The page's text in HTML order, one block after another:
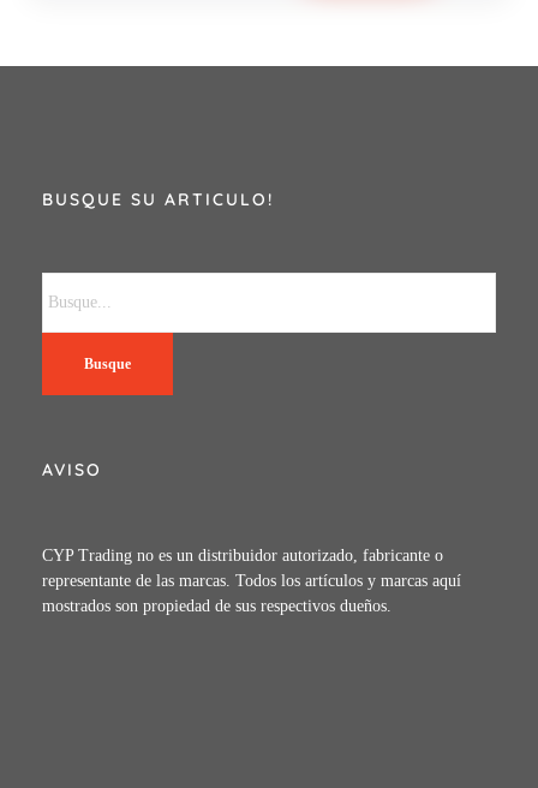
BUSQUE SU ARTICULO!
Busque
AVISO
CYP Trading no es un distribuidor autorizado, fabricante o
representante de las marcas. Todos los artículos y marcas aquí
mostrados son propiedad de sus respectivos dueños.